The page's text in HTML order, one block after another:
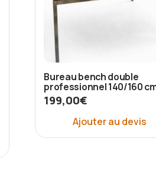
Bureau bench double
professionnel 140/160
199,00€
Ajouter au devis